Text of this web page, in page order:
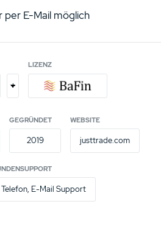
woraus wir erschließen,
handelt oder JustTRADE
per E-Mail möglich
+
LIZENZ
GEGRÜNDET
2019
WEBSITE
justtrade.com
Telefon, E-Mail Support